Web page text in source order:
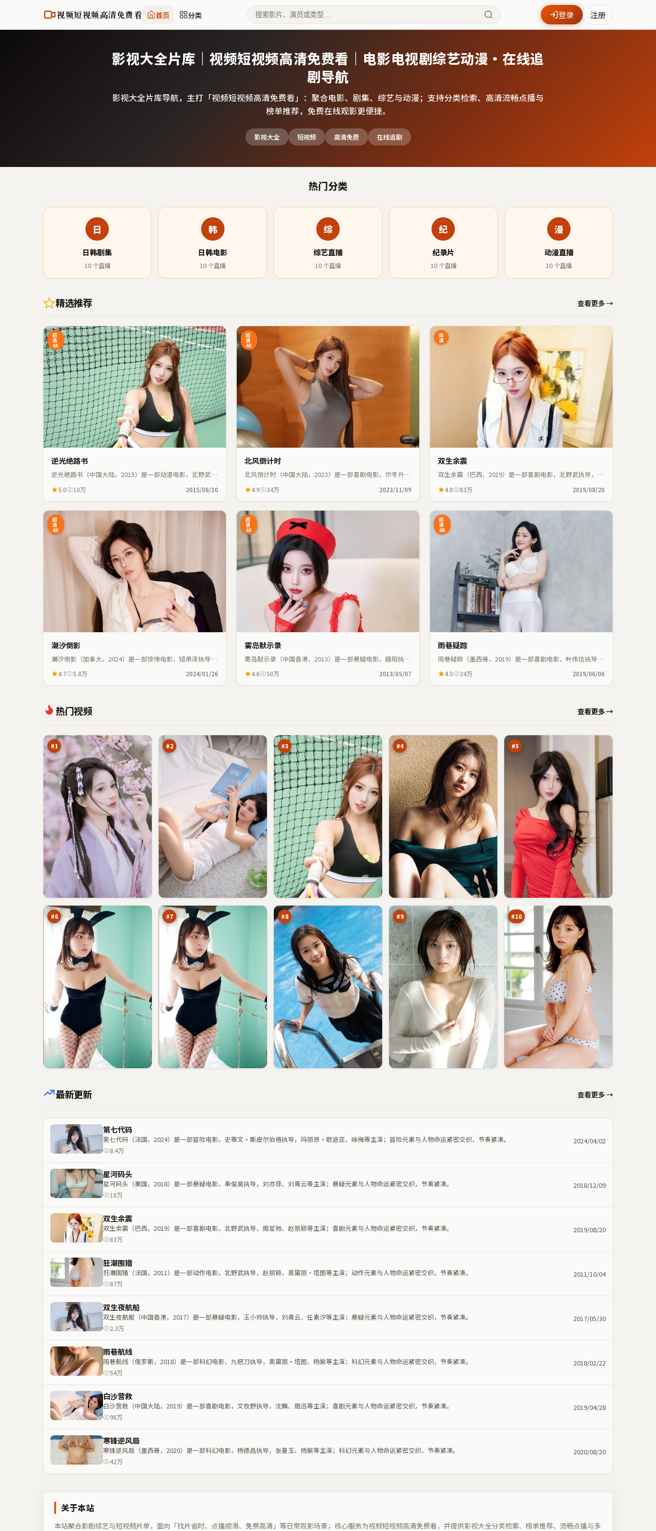
视频短视频高清免费看 首页 分类 登录 注册
影视大全片库｜视频短视频高清免费看｜电影电视剧综艺动漫·在线追
剧导航
影视大全片库导航，主打「视频短视频高清免费看 」：聚合电影、剧集、综艺与动漫；支持分类检索、高清流畅点播与
榜单推荐，免费在线观影更便捷。
影视大全 短视频 高清免费 在线追剧
热门分类
日
日韩剧集
10个直播
韩
日韩电影
10 个直播
综
综艺直播
10 个直播
纪
纪录片
10个直播
漫
动漫直播
10 个直播
精选推荐 查看更多 →
超
清
4K
逆光绝路书
逆光绝路书（中国大陆，2015）是一部动漫电影，北野武执
织，节奏紧凑。
5.0 10万 2015/08/10
超
清
4K
北风倒计时
北风倒计时（中国大陆，2023）是一部喜剧电影，尔冬升执
节奏紧凑。
4.9 34万 2023/11/09
高
清
双生余震
双生余震（巴西，2019）是一部喜剧电影，北野武执导，周
紧凑。
4.8 83万 2019/08/20
超
清
4K
潮汐倒影
潮汐倒影（加拿大，2024）是一部惊悚电影，钮承泽执导，
紧凑。
4.7 5.8万 2024/01/26
超
清
4K
雾岛默示录
雾岛默示录（中国香港，2013）是一部悬疑电影，路阳执
节奏紧凑。
4.6 50万 2013/05/07
超
清
4K
雨巷疑踪
雨巷疑踪（墨西哥，2019）是一部喜剧电影，叶伟信执导，
紧凑。
4.5 24万 2019/06/06
热门视频 查看更多 →
#1
暗
夜
#2 #3 #4 #5
录
#6
霓
号
91
万
#7
飓
风
终
章
88
万
#8
迷
城
笔
记
88
万
#9
则万
#10
狂
围
猎万
最新更新 查看更多 →
第七代码
第七代码（法国，2024）是一部冒险电影，史蒂文·斯皮尔伯格执导，玛丽昂·歌迪亚、咏梅等主演；冒险元素与人物命运紧密交织，节奏紧凑。
8.4万
2024/04/02
星河码头
星河码头（美国，2018）是一部悬疑电影，奉俊昊执导，刘亦菲、刘青云等主演；悬疑元素与人物命运紧密交织，节奏紧凑。
18万
2018/12/09
双生余震
双生余震（巴西，2019）是一部喜剧电影，北野武执导，周星驰、赵丽颖等主演；喜剧元素与人物命运紧密交织，节奏紧凑。
83万
2019/08/20
狂潮围猎
狂潮围猎（法国，2011）是一部动作电影，北野武执导，赵丽颖、奥黛丽·塔图等主演；动作元素与人物命运紧密交织，节奏紧凑。
87万
2011/10/04
双生夜航船
双生夜航船（中国香港，2017）是一部悬疑电影，王小帅执导，刘青云、任素汐等主演；悬疑元素与人物命运紧密交织，节奏紧凑。
2.3万
2017/05/30
雨巷航线
雨巷航线（俄罗斯，2018）是一部科幻电影，九把刀执导，奥黛丽·塔图、杨紫等主演；科幻元素与人物命运紧密交织，节奏紧凑。
54万
2018/02/22
白沙营救
白沙营救（中国大陆，2019）是一部喜剧电影，文牧野执导，沈腾、周迅等主演；喜剧元素与人物命运紧密交织，节奏紧凑。
98万
2019/04/28
寒锋逆风局
寒锋逆风局（墨西哥，2020）是一部科幻电影，杨德昌执导，张曼玉、杨紫等主演；科幻元素与人物命运紧密交织，节奏紧凑。
42万
2020/08/20
关于本站
本站聚合影剧综艺与短视频片单，面向「找片省时、点播顺滑、免费高清」等日常观影场景；核心服务为视频短视频高清免费看，并提供影视大全分类检索、榜单推荐、流畅点播与多